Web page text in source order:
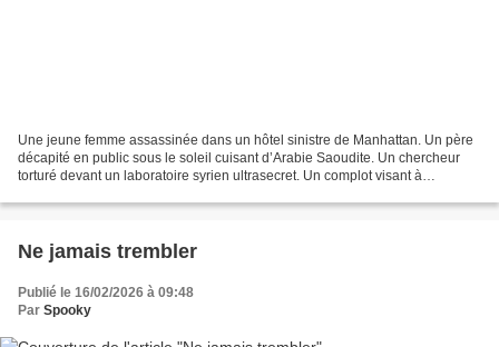
Une jeune femme assassinée dans un hôtel sinistre de Manhattan. Un père
décapité en public sous le soleil cuisant d’Arabie Saoudite. Un chercheur
torturé devant un laboratoire syrien ultrasecret. Un complot visant à
Ne jamais trembler
Publié le 16/02/2026 à 09:48
Par Spooky